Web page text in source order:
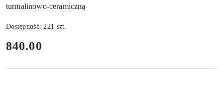
turmalinowo-ceramiczną
Dostępność: 221 szt.
cena:
840.00